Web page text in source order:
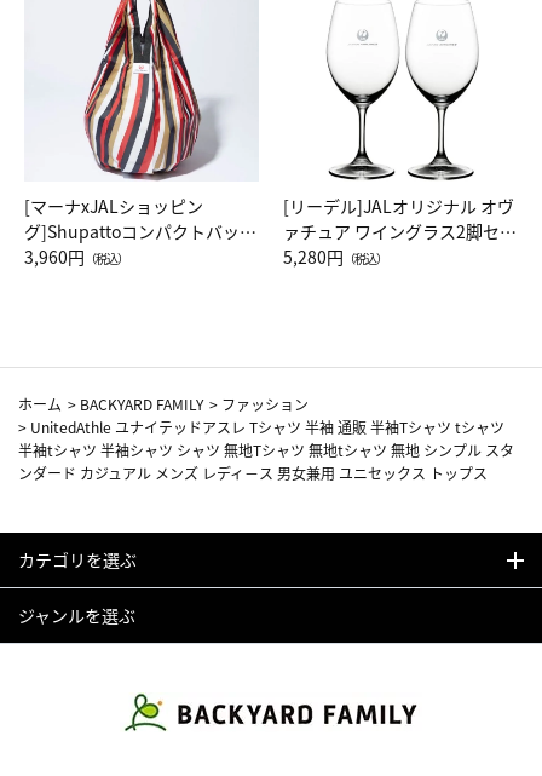
[マーナxJALショッピン
グ]Shupattoコンパクトバッグ
Drop JAL客室乗務員（LC）ス
3,960円 （税込）
[リーデル]JALオリジナル オヴ
ァチュア ワイングラス2脚セッ
ト（レッドワイン）
5,280円 （税込）
ホーム > BACKYARD FAMILY > ファッション
> UnitedAthle ユナイテッドアスレ Tシャツ 半袖 通販 半袖Tシャツ tシャツ
半袖tシャツ 半袖シャツ シャツ 無地Tシャツ 無地tシャツ 無地 シンプル スタ
ンダード カジュアル メンズ レディ－ス 男女兼用 ユニセックス トップス
カテゴリを選ぶ
ジャンルを選ぶ